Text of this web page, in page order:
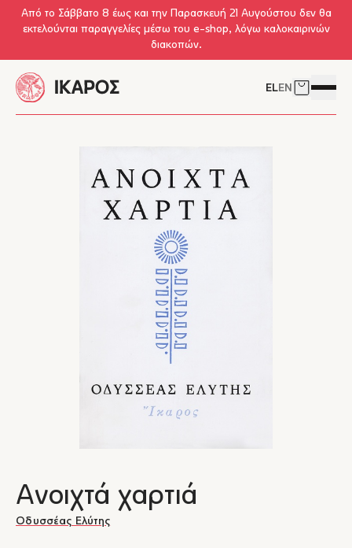
Skip to main content
Από το Σάββατο 8 έως και την Παρασκευή 21 Αυγούστου δεν θα
εκτελούνται παραγγελίες μέσω του e-shop, λόγω καλοκαιρινών
διακοπών.
ELEN Δείτε το
Ανοιχτά χαρτιά
Οδυσσέας Ελύτης